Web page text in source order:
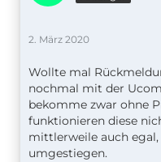
2. März 2020
Wollte mal
nochmal mit der
bekomme zwar ohne
funktionieren diese
mittlerweile auch
umgestiegen.